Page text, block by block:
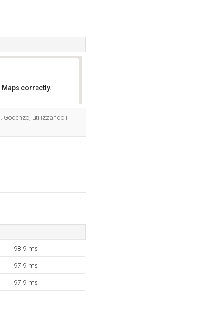
Maps correctly.
Godenzo, utilizzando il
98.9 ms
97.9 ms
97.9 ms